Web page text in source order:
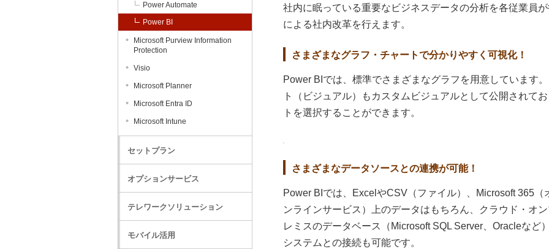
社内に眠っている重要なビジネスデータの分析を各従業員
による社内改革を行えます。
さまざまなグラフ・チャートで分かりやすく可視化！
Power BIでは、標準でさまざまなグラフを用意しています
ト（ビジュアル）もカスタムビジュアルとして公開されて
トを選択することができます。
さまざまなデータソースとの連携が可能！
Power BIでは、ExcelやCSV（ファイル）、Microsoft 365（
ンラインサービス）上のデータはもちろん、クラウド・オ
レミスのデータベース（Microsoft SQL Server、Oracleなど
システムとの接続も可能です。
Power Automate
Power BI
Microsoft Purview Information
Protection
Visio
Microsoft Planner
Microsoft Entra ID
Microsoft Intune
セットプラン
オプションサービス
テレワークソリューション
モバイル活用